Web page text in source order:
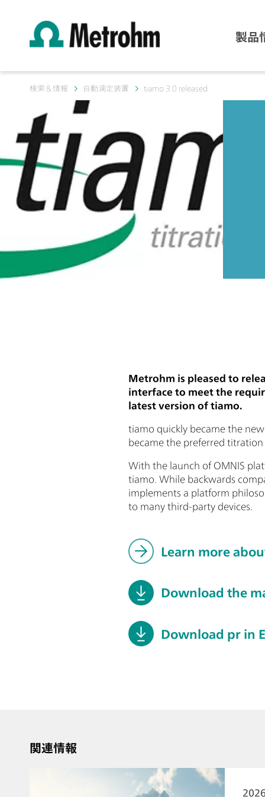
製品
検索＆情報 自動滴定装置 tiamo 3.0 released
Metrohm is pleased to
interface to meet the
latest version of tiamo.
tiamo quickly became the
became the preferred
With the launch of OMNIS
tiamo. While backwards
implements a platform
to many third-party devices.
Learn more
Download the
Download pr in
関連情報